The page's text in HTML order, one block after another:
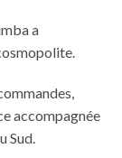
a
accompagnée
Sud.